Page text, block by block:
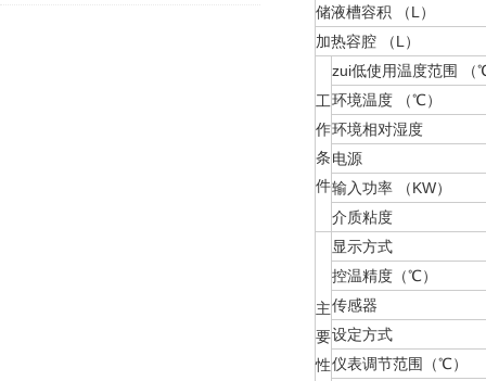
储液槽容积 （L）
加热容腔 （L）
工
作
条
件
zui低使用温度范围 （
环境温度 （℃）
环境相对湿度
电源
输入功率 （KW）
介质粘度
主
要
性
显示方式
控温精度（℃）
传感器
设定方式
仪表调节范围（℃）